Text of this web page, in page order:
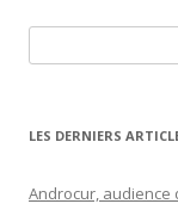
LES DERNIERS
Androcur, audience